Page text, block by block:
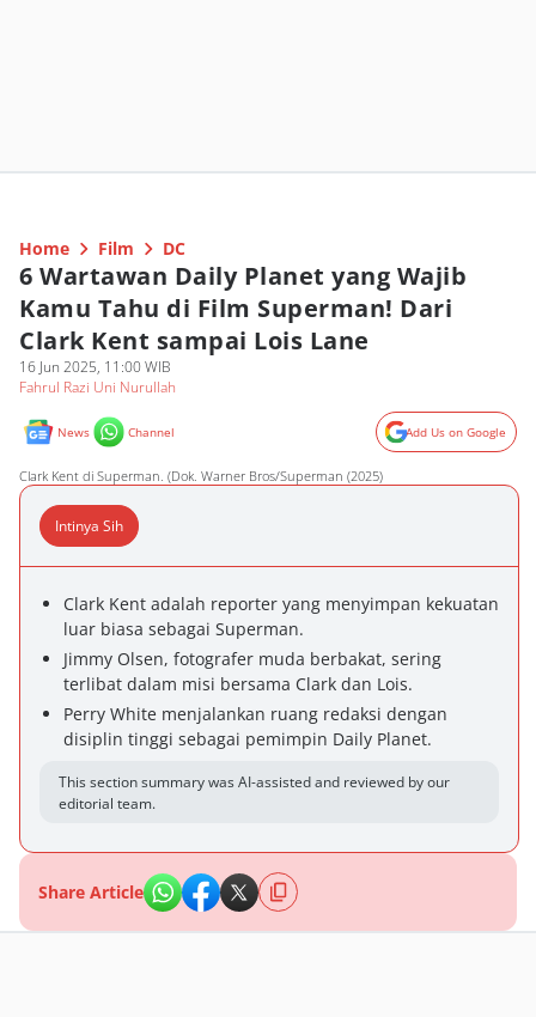
Home Film DC
6 Wartawan Daily Planet yang Wajib
Kamu Tahu di Film Superman! Dari
Clark Kent sampai Lois Lane
16 Jun 2025, 11:00 WIB
Fahrul Razi Uni Nurullah
News Channel Add Us on Google
Clark Kent di Superman. (Dok. Warner Bros/Superman (2025)
Intinya Sih
Clark Kent adalah reporter yang menyimpan kekuatan
luar biasa sebagai Superman.
Jimmy Olsen, fotografer muda berbakat, sering
terlibat dalam misi bersama Clark dan Lois.
Perry White menjalankan ruang redaksi dengan
disiplin tinggi sebagai pemimpin Daily Planet.
This section summary was AI-assisted and reviewed by our
editorial team.
Share Article